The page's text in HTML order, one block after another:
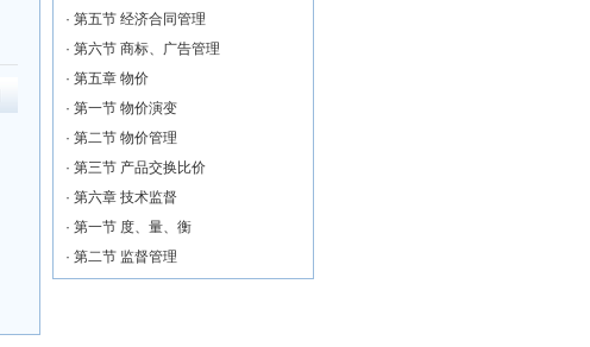
· 第五节 经济合同管理
· 第六节 商标、广告管理
· 第五章 物价
· 第一节 物价演变
· 第二节 物价管理
· 第三节 产品交换比价
· 第六章 技术监督
· 第一节 度、量、衡
· 第二节 监督管理